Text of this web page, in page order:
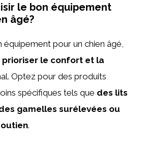
le bon équipement
âgé?
équipement pour un chien âgé,
prioriser le confort et la
Optez pour des produits
spécifiques tels que des lits
gamelles surélevées ou
.